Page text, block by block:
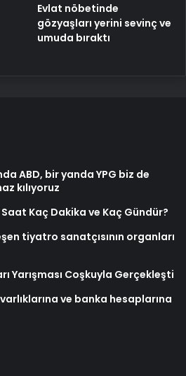
Evlat nöbetinde
gözyaşları yerini sevinç ve
umuda bıraktı
ABD, bir yanda YPG biz de
kılıyoruz
Kaç Dakika ve Kaç Gündür?
tiyatro sanatçısının organları
Yarışması Coşkuyla Gerçekleşti
ve banka hesaplarına